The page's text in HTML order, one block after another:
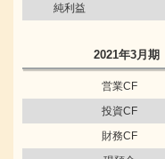
純利益
2021年3月期
営業CF
投資CF
財務CF